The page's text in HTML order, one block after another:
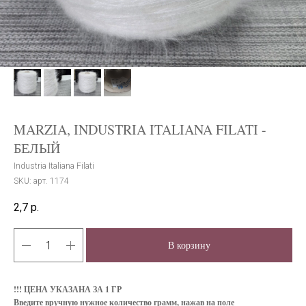
MARZIA, INDUSTRIA ITALIANA FILATI -
БЕЛЫЙ
Industria Italiana Filati
SKU: арт. 1174
2,7 р.
В корзину
!!! ЦЕНА УКАЗАНА ЗА 1 ГР
Введите вручную нужное количество грамм, нажав на поле